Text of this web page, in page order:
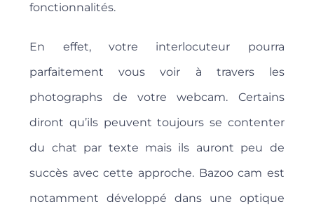
fonctionnalités.
En effet, votre interlocuteur pourra
parfaitement vous voir à travers les
photographs de votre webcam. Certains
diront qu’ils peuvent toujours se contenter
du chat par texte mais ils auront peu de
succès avec cette approche. Bazoo cam est
notamment développé dans une optique